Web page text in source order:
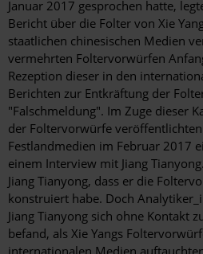
Januar 2017 gesprochen hatte,
Bericht über die Folter von Xie
staatlichen chinesischen Medien
vermehrten Foltervorwürfen
Rezeption dieser in den
Berichten zur Entkräftung der
"Falschmeldung". Im Zuge dieser
der Foltervorwürfe
Festlandmedien im Februar 2017
einem Interview mit Jiang
Jiang Tianyong, dass er die
konstruiert habe. Doch
Jiang Tianyong sich ohne Kontakt
befand, als Xie Yangs
internationalen Medien